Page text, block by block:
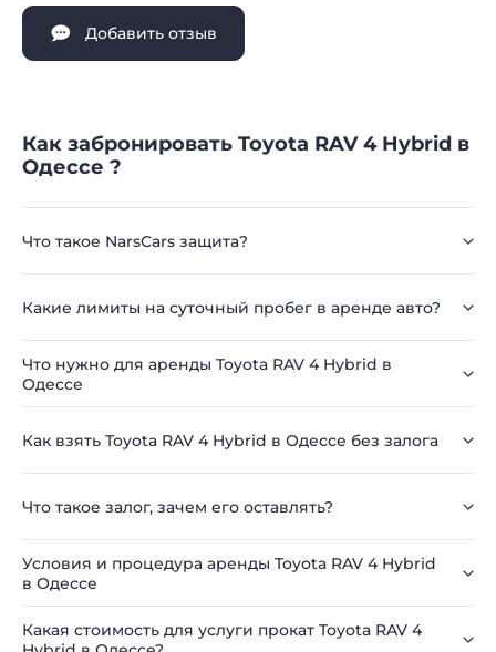
Добавить отзыв
Как забронировать Toyota RAV 4 Hybrid в
Одессе ?
Что такое NarsCars защита?
Какие лимиты на суточный пробег в аренде авто?
Что нужно для аренды Toyota RAV 4 Hybrid в
Одессе
Как взять Toyota RAV 4 Hybrid в Одессе без залога
Что такое залог, зачем его оставлять?
Условия и процедура аренды Toyota RAV 4 Hybrid
в Одессе
Какая стоимость для услуги прокат Toyota RAV 4